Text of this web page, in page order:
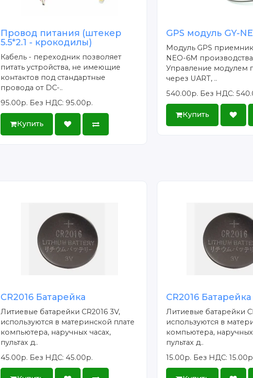
Провод питания (штекер
5.5*2.1 - крокодилы)
Кабель - переходник позволяет
питать устройства, не имеющие
контактов под стандартные
провода от DC-..
95.00р. Без НДС: 95.00р.
Купить
GPS модуль GY-
Модуль GPS
NEO-6M
Управление модулем
через UART, ..
540.00р. Без НДС:
Купить
CR2016 Батарейка
Литиевые батарейки CR2016 3V,
используются в материнской плате
компьютера, наручных часах,
пультах д..
45.00р. Без НДС: 45.00р.
CR2016 Батарейка
Литиевые батарейки
используются в
компьютера, наручных
пультах д..
15.00р. Без НДС: